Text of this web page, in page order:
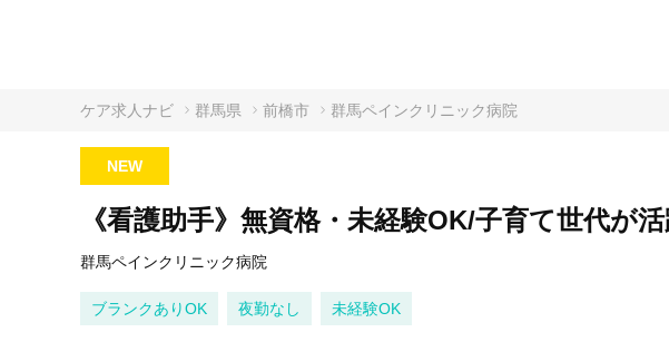
ケア求人ナビ 群馬県 前橋市 群馬ペインクリニック病院
NEW
《看護助手》無資格・未経験OK/子育て世代が
群馬ペインクリニック病院
ブランクありOK 夜勤なし 未経験OK